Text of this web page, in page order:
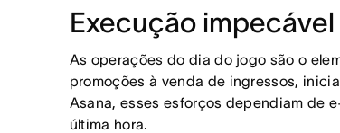
Execução
As operações do dia do jogo são o
promoções à venda de ingressos,
Asana, esses esforços dependiam de
última hora.